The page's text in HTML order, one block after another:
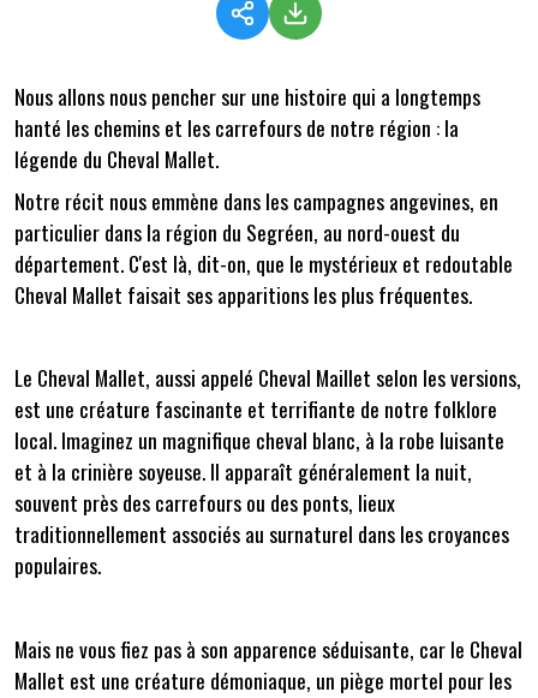
Nous allons nous pencher sur une histoire qui a longtemps
hanté les chemins et les carrefours de notre région : la
légende du Cheval Mallet.
Notre récit nous emmène dans les campagnes angevines, en
particulier dans la région du Segréen, au nord-ouest du
département. C'est là, dit-on, que le mystérieux et redoutable
Cheval Mallet faisait ses apparitions les plus fréquentes.
Le Cheval Mallet, aussi appelé Cheval Maillet selon les versions,
est une créature fascinante et terrifiante de notre folklore
local. Imaginez un magnifique cheval blanc, à la robe luisante
et à la crinière soyeuse. Il apparaît généralement la nuit,
souvent près des carrefours ou des ponts, lieux
traditionnellement associés au surnaturel dans les croyances
populaires.
Mais ne vous fiez pas à son apparence séduisante, car le Cheval
Mallet est une créature démoniaque, un piège mortel pour les